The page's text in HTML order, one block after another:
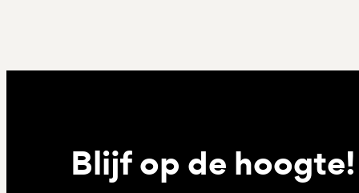
Blijf op de hoogte!